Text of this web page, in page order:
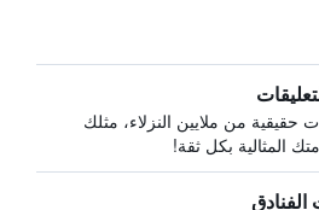
حقيقية من ملايين النزلاء، مثلك
المثالية بكل ثقة!